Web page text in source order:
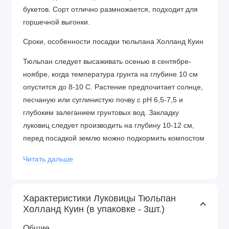
букетов. Сорт отлично размножается, подходит для
горшечной выгонки.
Сроки, особенности посадки тюльпана Холланд Куин
Тюльпан следует высаживать осенью в сентябре-
ноябре, когда температура грунта на глубине 10 см
опустится до 8-10 С. Растение предпочитает солнце,
песчаную или суглинистую почву с рН 6,5-7,5 и
глубоким залеганием грунтовых вод. Закладку
луковиц следует производить на глубину 10-12 см,
перед посадкой землю можно подкормить компостом
посадочных работ почву желательно мульчировать
Использование тюльпана в садовом дизайне
Читать дальше
Характеристики Луковицы Тюльпан
Холланд Куин (в упаковке - 3шт.)